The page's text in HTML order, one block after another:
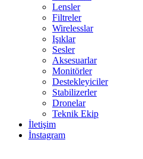
Lensler
Filtreler
Wirelesslar
Işıklar
Sesler
Aksesuarlar
Monitörler
Destekleyiciler
Stabilizerler
Dronelar
Teknik Ekip
İletişim
İnstagram